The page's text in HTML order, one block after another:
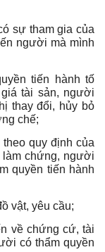
sự tham gia của
người mà mình
tiến hành tố
tài sản, người
thay đổi, hủy bỏ
chế;
quy định của
chứng, người
quyền tiến hành
vật, yêu cầu;
về chứng cứ, tài
có thẩm quyền